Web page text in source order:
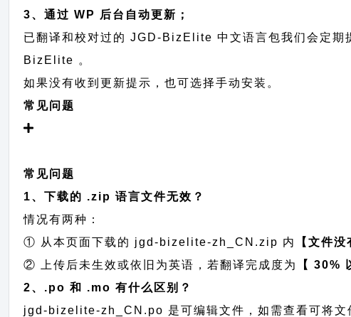
3、通过 WP 后台自动更新；
已翻译和校对过的 JGD-BizElite 中文语言包我们会定
BizElite 。
如果没有收到更新提示，也可选择手动安装。
常见问题
常见问题
1、下载的 .zip 语言文件无效？
情况有两种：
① 从本页面下载的 jgd-bizelite-zh_CN.zip 内
【文件没
② 上传后未生效或依旧为英语，若翻译完成度为
【 30%
2、.po 和 .mo 有什么区别？
jgd-bizelite-zh_CN.po 是可编辑文件，如需查看可将文